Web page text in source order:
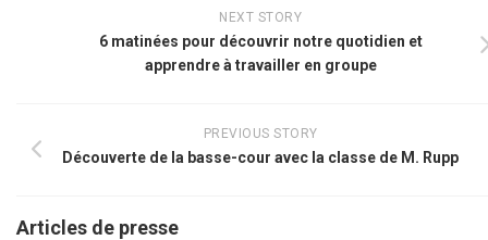
NEXT STORY
6 matinées pour découvrir notre quotidien et
apprendre à travailler en groupe
PREVIOUS STORY
Découverte de la basse-cour avec la classe de M. Rupp
Articles de presse